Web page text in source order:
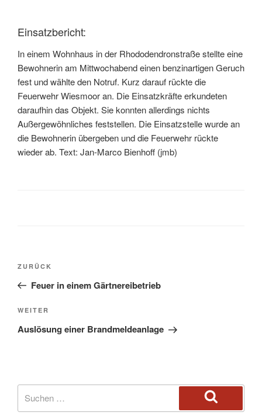
Einsatzbericht:
In einem Wohnhaus in der Rhododendronstraße stellte eine
Bewohnerin am Mittwochabend einen benzinartigen Geruch
fest und wählte den Notruf. Kurz darauf rückte die
Feuerwehr Wiesmoor an. Die Einsatzkräfte erkundeten
daraufhin das Objekt. Sie konnten allerdings nichts
Außergewöhnliches feststellen. Die Einsatzstelle wurde an
die Bewohnerin übergeben und die Feuerwehr rückte
wieder ab. Text: Jan-Marco Bienhoff (jmb)
ZURÜCK
Feuer in einem Gärtnereibetrieb
WEITER
Auslösung einer Brandmeldeanlage